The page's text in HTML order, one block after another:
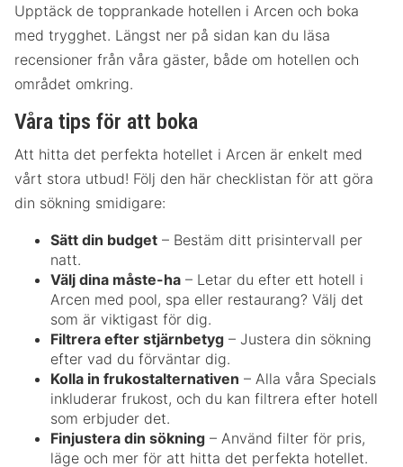
Upptäck de topprankade hotellen i Arcen och boka
med trygghet. Längst ner på sidan kan du läsa
recensioner från våra gäster, både om hotellen och
området omkring.
Våra tips för att boka
Att hitta det perfekta hotellet i Arcen är enkelt med
vårt stora utbud! Följ den här checklistan för att göra
din sökning smidigare:
Sätt din budget – Bestäm ditt prisintervall per
natt.
Välj dina måste-ha – Letar du efter ett hotell i
Arcen med pool, spa eller restaurang? Välj det
som är viktigast för dig.
Filtrera efter stjärnbetyg – Justera din sökning
efter vad du förväntar dig.
Kolla in frukostalternativen – Alla våra Specials
inkluderar frukost, och du kan filtrera efter hotell
som erbjuder det.
Finjustera din sökning – Använd filter för pris,
läge och mer för att hitta det perfekta hotellet.